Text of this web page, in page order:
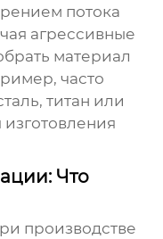
потока
агрессивные
материал
часто
титан или
Что
производстве